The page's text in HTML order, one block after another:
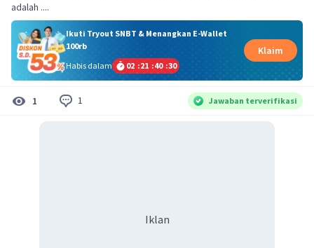
adalah ....
Ikuti Tryout SNBT & Menangkan E-Wallet
100rb
Habis dalam
02 :21 :40 :30
Klaim
1 1 Jawaban terverifikasi
Iklan